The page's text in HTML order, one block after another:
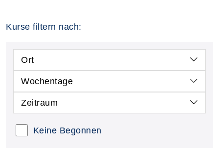
Kurse filtern nach:
Ort
Wochentage
Zeitraum
Keine Begonnen